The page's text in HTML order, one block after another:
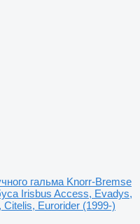
гальма Knorr-Bremse
Irisbus Access, Evadys,
Eurorider (1999-)